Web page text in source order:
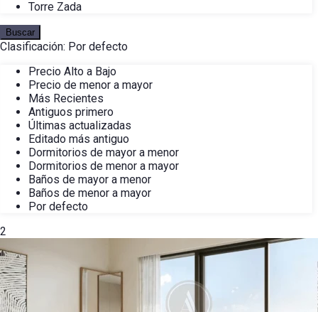
Torre Zada
Buscar
Clasificación: Por defecto
Precio Alto a Bajo
Precio de menor a mayor
Más Recientes
Antiguos primero
Últimas actualizadas
Editado más antiguo
Dormitorios de mayor a menor
Dormitorios de menor a mayor
Baños de mayor a menor
Baños de menor a mayor
Por defecto
2